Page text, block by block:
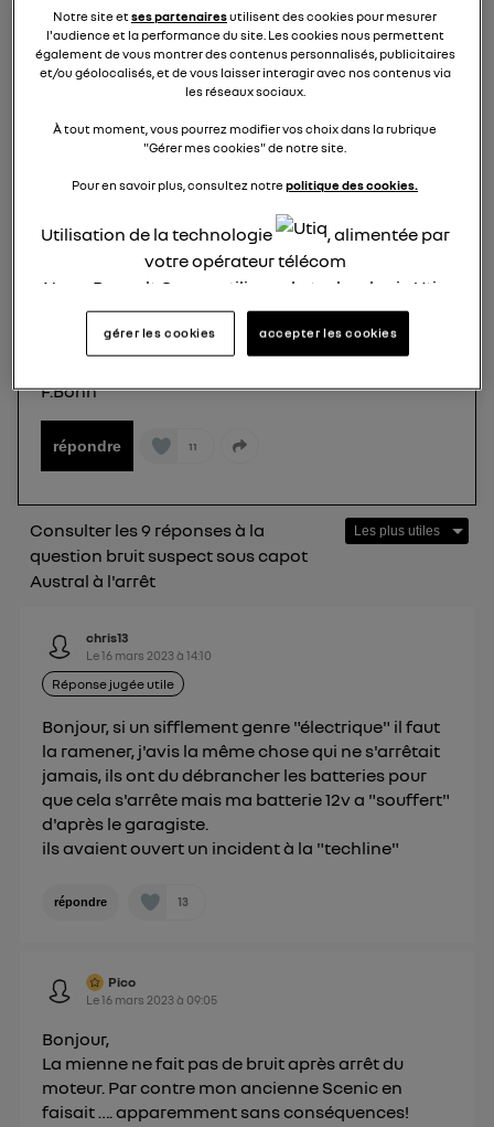
bruit suspect sous capot
Austral à l'arrêt
Le15 mars 2023à16:26
Bonjour,
Moteur à l'arrêt et véhicule verrouillé , clef hors de
porté, dans mon garage mon Austral e-tech full
hybride 200ch acheté neuf et livré hier diffuse un
Contacté ce matin la concession me dit que cela
est normal...!
F.Bohn
répondre 11
Consulter les 9 réponses à la
question bruit suspect sous capot
Austral à l'arrêt
chris13
Le16 mars 2023 à14:10
Réponse jugée utile
Bonjour, si un sifflement genre "électrique" il faut
la ramener, j'avis la même chose qui ne s'arrêtait
jamais, ils ont du débrancher les batteries pour
que cela s'arrête mais ma batterie 12v a "souffert"
d'après le garagiste.
ils avaient ouvert un incident à la "techline"
répondre 13
Pico
Le16 mars 2023 à 09:05
Bonjour,
La mienne ne fait pas de bruit après arrêt du
moteur. Par contre mon ancienne Scenic en
faisait …. apparemment sans conséquences!
Notre site etses partenairesutilisent des cookies pour mesurer
l'audience et la performance du site. Les cookies nous permettent
également de vous montrer des contenus personnalisés, publicitaires
et/ou géolocalisés, et de vous laisser interagir avec nos contenus via
les réseaux sociaux.
À tout moment, vous pourrez modifier vos choix dans la rubrique
"Gérer mes cookies" de notre site.
Pour en savoir plus, consultez notrepolitique des cookies.
Utilisation de la technologie
, alimentée par
votre opérateur télécom
Nous, Renault Group, utilisons la technologie Utiq
pour nos activités digitales (telles que décrites
dans cette notice de consentement) et liées à
utilisez une connexion internet fournie parun
opérateur télécom participant
consentez sur chaque site).
La technologie Utiq a été conçue pour la
offrant choix et contrôle.
Elle utilise un identifiant créé par votre opérateur
télécom basé sur votre adresse IP et une référence
L'identifiant est associé à votre connexion
internet. Ainsi, toutes les personnes utilisant la
attribuer le même identifiant. En général :
Pour une connexion foyer (ex : Wi-Fi), la personnalisation sera basée
sur la navigation des membres du foyer ayant consentis.
Pour uneconnexion mobile, la personnalisation sera basée
uniquement sur la navigation de l'utilisateur du mobile.
Vous pouvez à tout moment retirer ce
") ou via la page « gérer Utiq » en bas de ce site.
gérer les cookies accepter les cookies